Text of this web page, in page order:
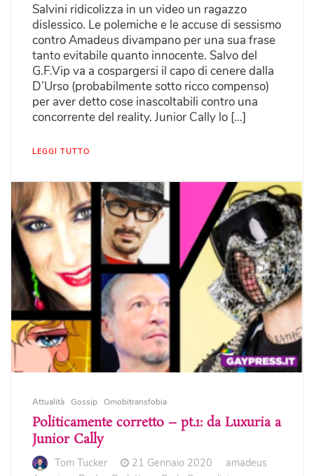
Salvini ridicolizza in un video un ragazzo
dislessico. Le polemiche e le accuse di sessismo
contro Amadeus divampano per una sua frase
tanto evitabile quanto innocente. Salvo del
G.F.Vip va a cospargersi il capo di cenere dalla
D’Urso (probabilmente sotto ricco compenso)
per aver detto cose inascoltabili contro una
concorrente del reality. Junior Cally lo […]
LEGGI TUTTO
Attualità Gossip Omobitransfobia
Politicamente corretto – pt.1: da Luxuria a
Junior Cally
Tom Tucker 21 Gennaio 2020
amadeus